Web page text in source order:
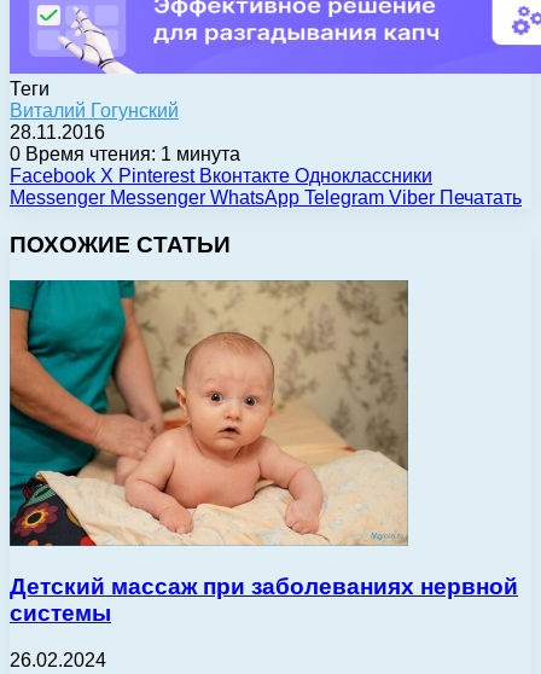
Теги
Виталий Гогунский
28.11.2016
0 Время чтения: 1 минута
Facebook X Pinterest Вконтакте Одноклассники
Messenger Messenger WhatsApp Telegram Viber Печатать
ПОХОЖИЕ СТАТЬИ
Детский массаж при заболеваниях нервной
системы
26.02.2024